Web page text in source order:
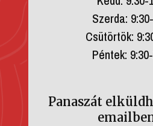
Szerda:
Csütörtök:
Péntek:
Panaszát